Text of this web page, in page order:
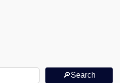
🔎Search